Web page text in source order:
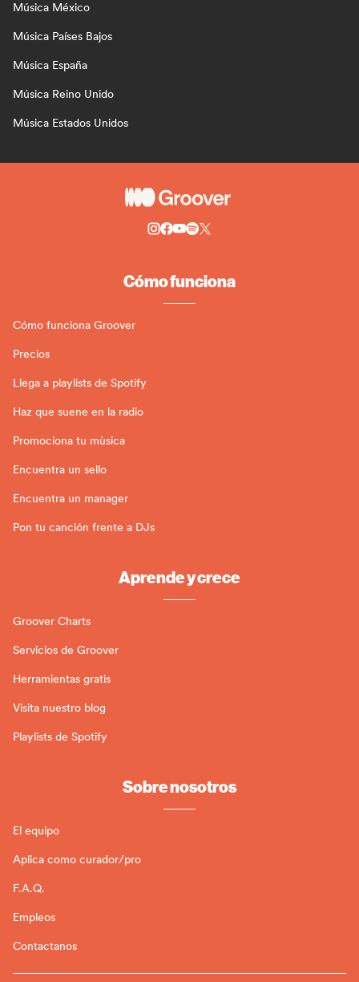
Música México
Música Países Bajos
Música España
Música Reino Unido
Música Estados Unidos
Cómo funciona
Cómo funciona Groover
Precios
Llega a playlists de Spotify
Haz que suene en la radio
Promociona tu mùsica
Encuentra un sello
Encuentra un manager
Pon tu canción frente a DJs
Aprende y crece
Groover Charts
Servicios de Groover
Herramientas gratis
Visita nuestro blog
Playlists de Spotify
Sobre nosotros
El equipo
Aplica como curador/pro
F.A.Q.
Empleos
Contactanos